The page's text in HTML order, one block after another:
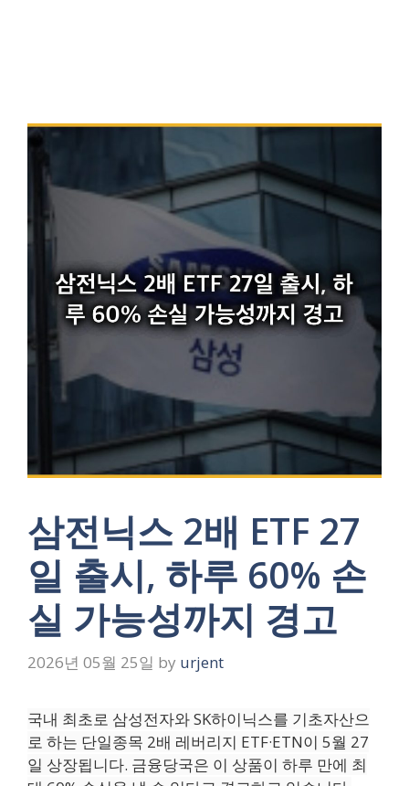
삼전닉스 2배 ETF 27
일 출시, 하루 60% 손
실 가능성까지 경고
2026년 05월 25일 by urjent
국내 최초로 삼성전자와 SK하이닉스를 기초자산으
로 하는 단일종목 2배 레버리지 ETF·ETN이 5월 27
일 상장됩니다. 금융당국은 이 상품이 하루 만에 최